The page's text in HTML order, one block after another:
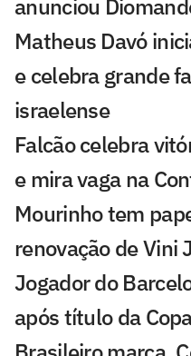
anunciou
Matheus Davó
e celebra grande
israelense
Falcão celebra
e mira vaga na
Mourinho tem
renovação de Vini
Jogador do
após título da